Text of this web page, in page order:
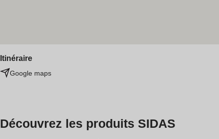
Itinéraire
Google maps
Découvrez les produits SIDAS